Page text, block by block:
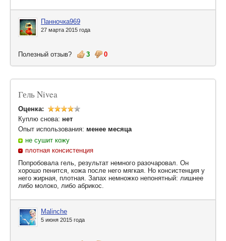
Панночка969
27 марта 2015 года
Полезный отзыв? 3 0
Гель Nivea
Оценка:
Куплю снова: нет
Опыт использования: менее месяца
не сушит кожу
плотная консистенция
Попробовала гель, результат немного разочаровал. Он
хорошо пенится, кожа после него мягкая. Но консистенция у
него жирная, плотная. Запах немножко непонятный: лишнее
либо молоко, либо абрикос.
Malinche
5 июня 2015 года